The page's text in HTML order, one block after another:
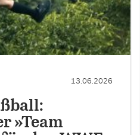
13.06.2026
»Team